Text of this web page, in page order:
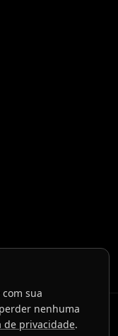
sua
nenhuma
de privacidade.